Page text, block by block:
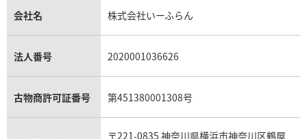
貴金属買取
銀・シルバー買取
パラジウム買取
タンザナイト買取
キャッツアイ買取
アクアマリン買取
パテック フィリップノーチラス買取
ヴァシュロン・コンスタンタン買取
オメガ買取
シャネル マトラッセ買取
セリーヌ買取
プラダ買取
ショーメ買取
ダミアーニ買取
モーブッサン買取
会社名 株式会社いーふらん
法人番号 2020001036626
古物商許可証番号 第451380001308号
〒221-0835 神奈川県横浜市神奈川区鶴屋